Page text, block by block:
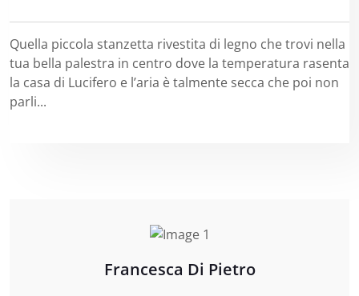
Quella piccola stanzetta rivestita di legno che trovi nella
tua bella palestra in centro dove la temperatura rasenta
la casa di Lucifero e l’aria è talmente secca che poi non
parli...
Francesca Di Pietro